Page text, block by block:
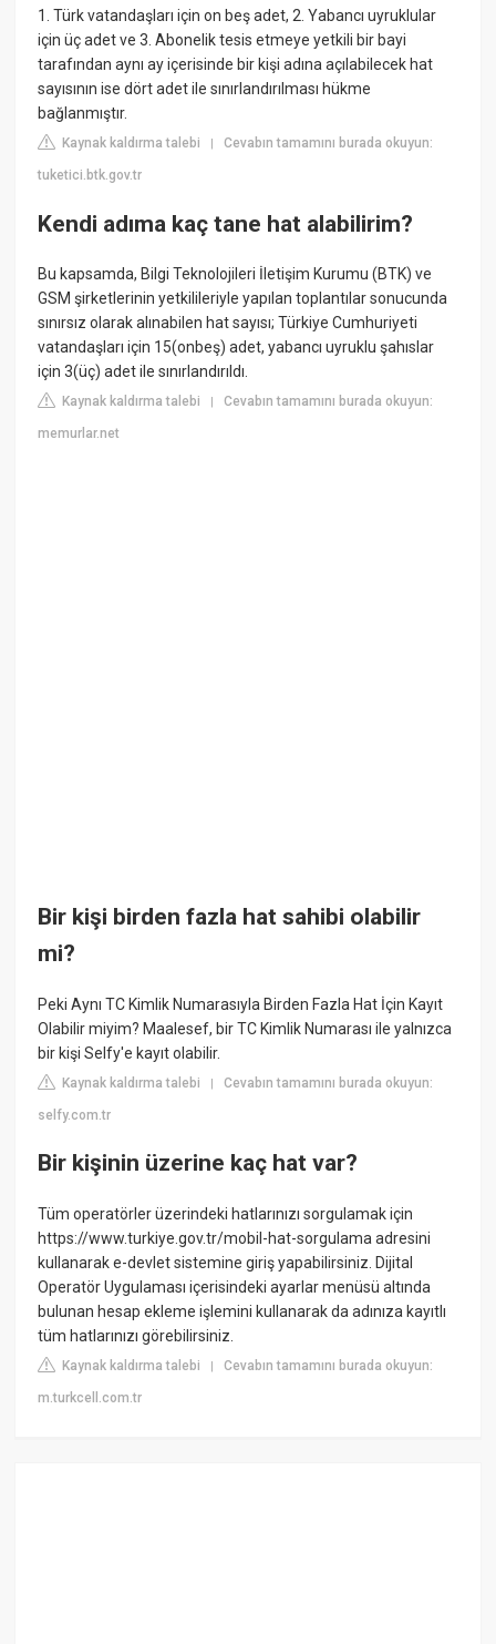
1. Türk vatandaşları için on beş adet, 2. Yabancı uyruklular
için üç adet ve 3. Abonelik tesis etmeye yetkili bir bayi
tarafından aynı ay içerisinde bir kişi adına açılabilecek hat
sayısının ise dört adet ile sınırlandırılması hükme
bağlanmıştır.
Kaynak kaldırma talebi |Cevabın tamamını burada okuyun:
tuketici.btk.gov.tr
Kendi adıma kaç tane hat alabilirim?
Bu kapsamda, Bilgi Teknolojileri İletişim Kurumu (BTK) ve
GSM şirketlerinin yetkilileriyle yapılan toplantılar sonucunda
sınırsız olarak alınabilen hat sayısı; Türkiye Cumhuriyeti
vatandaşları için 15(onbeş) adet, yabancı uyruklu şahıslar
için 3(üç) adet ile sınırlandırıldı.
Kaynak kaldırma talebi |Cevabın tamamını burada okuyun:
memurlar.net
Bir kişi birden fazla hat sahibi olabilir
mi?
Peki Aynı TC Kimlik Numarasıyla Birden Fazla Hat İçin Kayıt
Olabilir miyim? Maalesef, bir TC Kimlik Numarası ile yalnızca
bir kişi Selfy'e kayıt olabilir.
Kaynak kaldırma talebi |Cevabın tamamını burada okuyun:
selfy.com.tr
Bir kişinin üzerine kaç hat var?
Tüm operatörler üzerindeki hatlarınızı sorgulamak için
https://www.turkiye.gov.tr/mobil-hat-sorgulama adresini
kullanarak e-devlet sistemine giriş yapabilirsiniz. Dijital
Operatör Uygulaması içerisindeki ayarlar menüsü altında
bulunan hesap ekleme işlemini kullanarak da adınıza kayıtlı
tüm hatlarınızı görebilirsiniz.
Kaynak kaldırma talebi |Cevabın tamamını burada okuyun:
m.turkcell.com.tr